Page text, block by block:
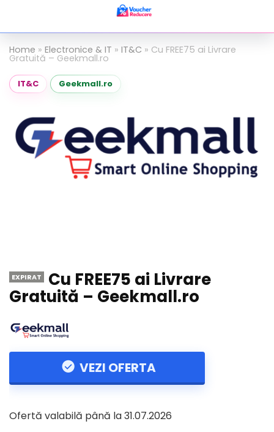
Home » Electronice & IT » IT&C » Cu FREE75 ai Livrare
Gratuită – Geekmall.ro
IT&C Geekmall.ro
EXPIRAT Cu FREE75 ai Livrare
Gratuită – Geekmall.ro
VEZI OFERTA
Ofertă valabilă până la 31.07.2026